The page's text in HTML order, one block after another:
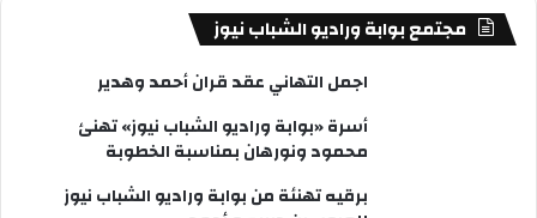
مجتمع بوابة وراديو الشباب نيوز
اجمل التهاني عقد قران أحمد وهدير
أسرة «بوابة وراديو الشباب نيوز» تهنئ
محمود ونورهان بمناسبة الخطوبة
برقيه تهنئة من بوابة وراديو الشباب نيوز